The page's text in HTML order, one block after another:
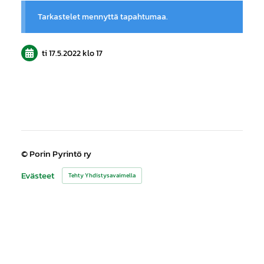
Tarkastelet mennyttä tapahtumaa.
ti 17.5.2022klo 17
©Porin Pyrintö ry
Evästeet
Tehty Yhdistysavaimella